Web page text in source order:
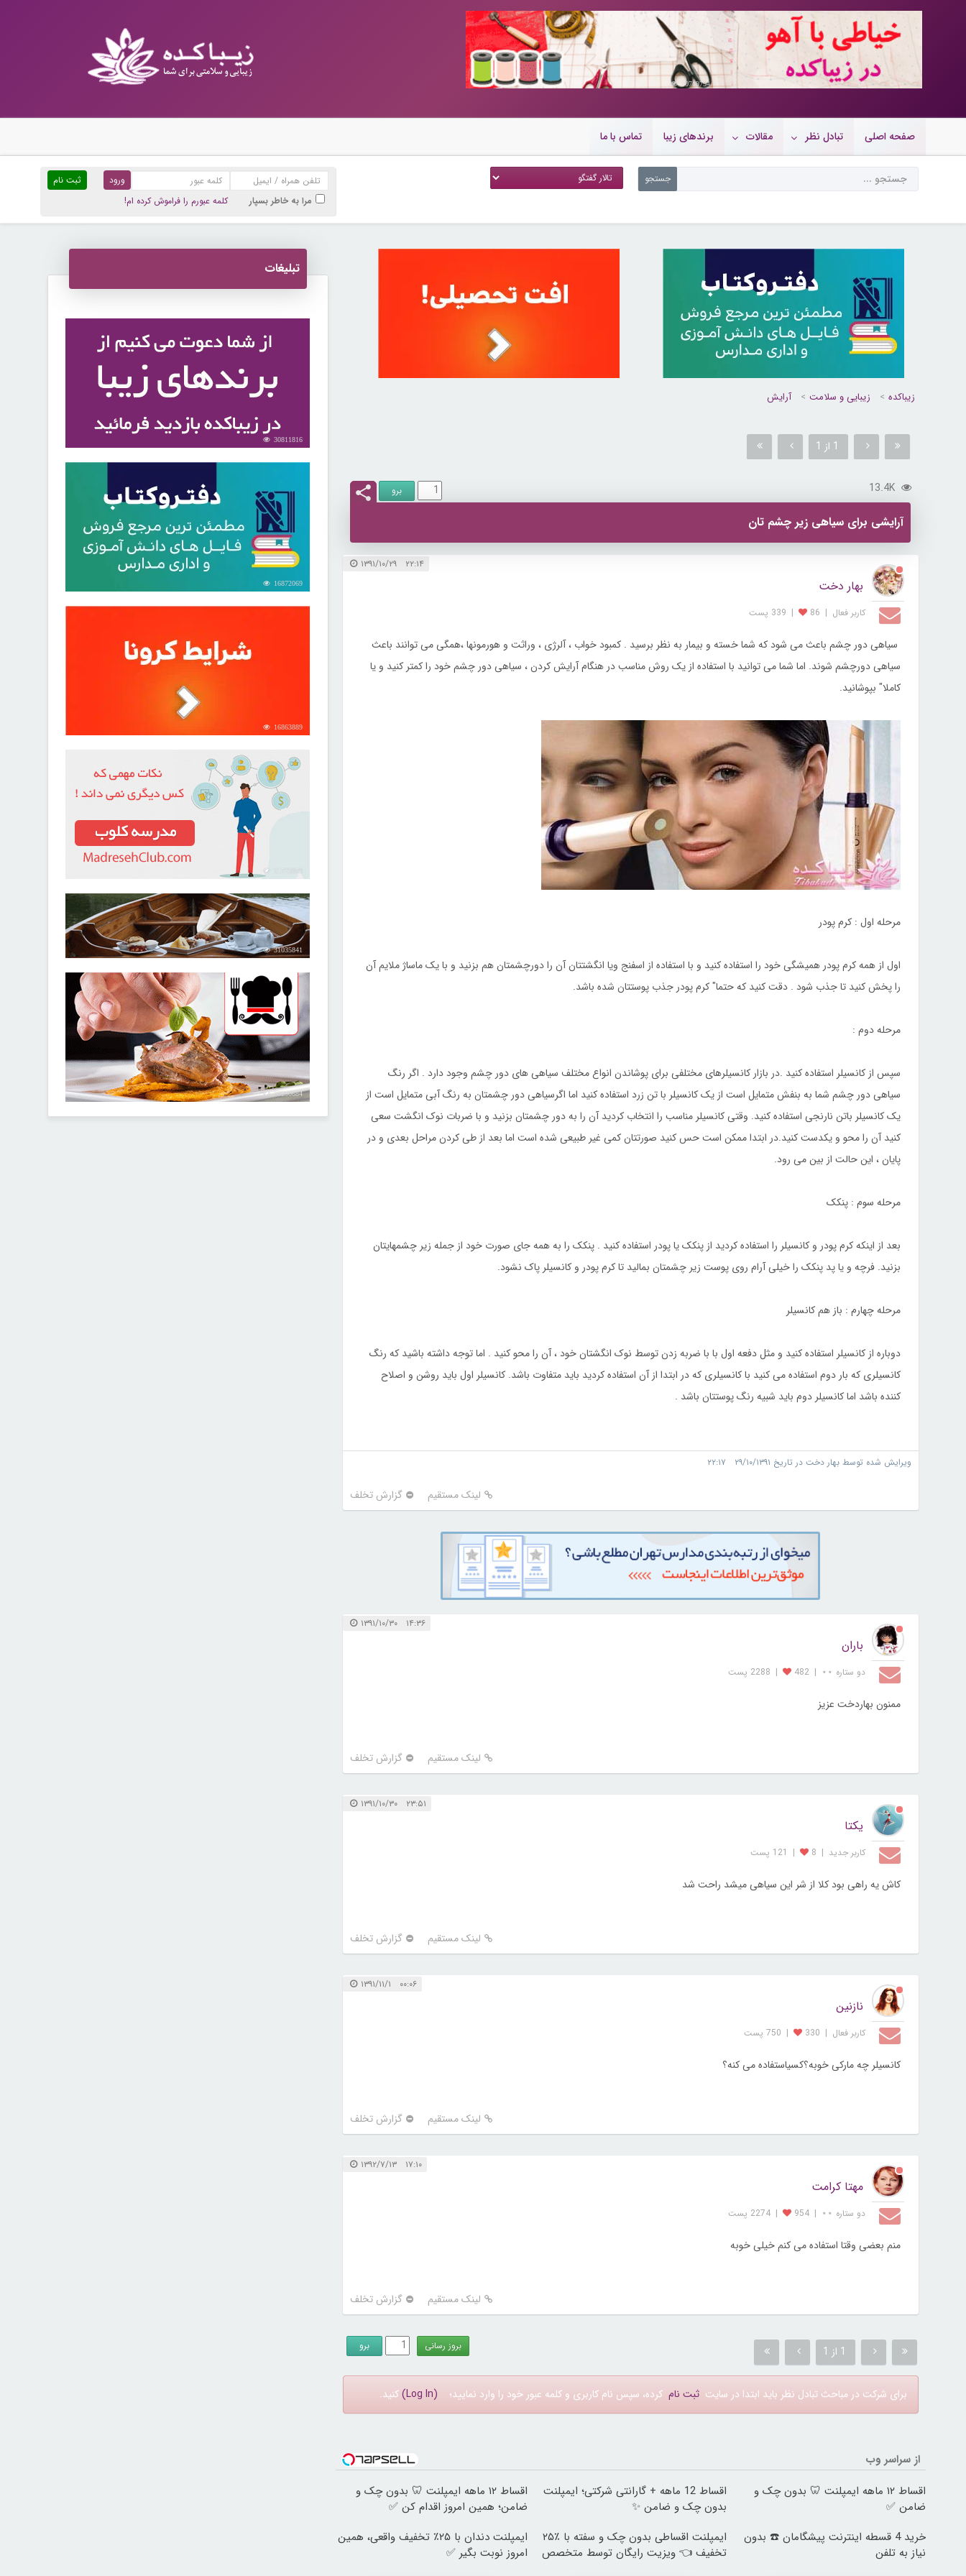
10719794
صفحه اصلی تبادل نظر مقالات برندهای زیبا تماس با ما
ثبت نام
مرا به خاطر بسپار
کلمه عبورم را فراموش کرده ام!
زیباکده زیبایی و سلامت آرایش
1 از 1
13.4K
آرایشی برای سیاهی زیر چشم تان
۲۲:۱۴ ۱۳۹۱/۱۰/۲۹
بهار دخت
کاربر فعال |
86
| 339 پست
سیاهی دور چشم باعث می شود که شما خسته و بیمار به نظر برسید . کمبود خواب ، آلرژی ، وراثت و هورمونها ،همگی می توانند باعث
سیاهی دورچشم شوند. اما شما می توانید با استفاده از یک روش مناسب در هنگام آرایش کردن ، سیاهی دور چشم خود را کمتر کنید و یا
کاملا" بپوشانید.
مرحله اول : کرم پودر
اول از همه کرم پودر همیشگی خود را استفاده کنید و با استفاده از اسفنج ویا انگشتتان آن را دورچشمتان هم بزنید و با یک ماساژ ملایم آن
را پخش کنید تا جذب شود . دقت کنید که حتما" کرم پودر جذب پوستتان شده باشد.
مرحله دوم :
سپس از کانسیلر استفاده کنید .در بازار کانسیلرهای مختلفی برای پوشاندن انواع مختلف سیاهی های دور چشم وجود دارد . اگر رنگ
سیاهی دور چشم شما به بنفش متمایل است از یک کانسیلر با تن زرد استفاده کنید اما اگرسیاهی دور چشمتان به رنگ آبی متمایل است از
یک کانسیلر باتن نارنجی استفاده کنید. وقتی کانسیلر مناسب را انتخاب کردید آن را به دور چشمتان بزنید و با ضربات نوک انگشت سعی
کنید آن را محو و یکدست کنید.در ابتدا ممکن است حس کنید صورتتان کمی غیر طبیعی شده است اما بعد از طی کردن مراحل بعدی و در
پایان ، این حالت از بین می رود.
مرحله سوم : پنکک
بعد از اینکه کرم پودر و کانسیلر را استفاده کردید از پنکک یا پودر استفاده کنید . پنکک را به همه جای صورت خود از جمله زیر چشمهایتان
بزنید. فرچه و یا پد پنکک را خیلی آرام روی پوست زیر چشمتان بمالید تا کرم پودر و کانسیلر پاک نشود.
مرحله چهارم : باز هم کانسیلر
دوباره از کانسیلر استفاده کنید و مثل دفعه اول با با ضربه زدن توسط نوک انگشتان خود ، آن را محو کنید . اما توجه داشته باشید که رنگ
کانسیلری که بار دوم استفاده می کنید با کانسیلری که در ابتدا از آن استفاده کردید باید متفاوت باشد. کانسیلر اول باید روشن و اصلاح
کننده باشد اما کانسیلر دوم باید شبیه رنگ پوستتان باشد .
ویرایش شده توسط بهار دخت در تاریخ ۲۹/۱۰/۱۳۹۱ ۲۲:۱۷
لینک مستقیم گزارش تخلف
۱۴:۳۶ ۱۳۹۱/۱۰/۳۰
باران
دو ستاره ⋆⋆ |
482
| 2288 پست
ممنون بهاردخت عزیز
لینک مستقیم گزارش تخلف
۲۳:۵۱ ۱۳۹۱/۱۰/۳۰
یکتا
کاربر جديد |
8
| 121 پست
کاش یه راهی بود کلا از شر این سیاهی میشد راحت شد
لینک مستقیم گزارش تخلف
۰۰:۰۶ ۱۳۹۱/۱۱/۱
نازنین
کاربر فعال |
330
| 750 پست
کانسیلر چه مارکی خوبه؟کسیاستفاده می کنه؟
لینک مستقیم گزارش تخلف
۱۷:۱۰ ۱۳۹۲/۷/۱۳
مهتا کرامت
دو ستاره ⋆⋆ |
954
| 2274 پست
منم بعضی وقتا استفاده می کنم خیلی خوبه
لینک مستقیم گزارش تخلف
1 از 1
برای شرکت در مباحث تبادل نظر باید ابتدا در سایت ثبت نام کرده، سپس نام کاربری و کلمه عبور خود را وارد نمایید؛ (Log In) کنید.
از سراسر وب
اقساط ۱۲ ماهه ایمپلنت 🦷 بدون چک و
ضامن ✅
اقساط 12 ماهه + گارانتی شرکتی؛ ایمپلنت
بدون چک و ضامن ✨
اقساط ۱۲ ماهه ایمپلنت 🦷 بدون چک و
ضامن؛ همین امروز اقدام کن ✅
خرید 4 قسطه اینترنت پیشگامان ☎️ بدون
نیاز به تلفن
ایمپلنت اقساطی بدون چک و سفته با ٪۲۵
تخفیف 👈 ویزیت رایگان توسط متخصص
ایمپلنت دندان با ۲۵٪ تخفیف واقعی، همین
امروز نوبت بگیر ✅
تبلیغات
30811816
16872069
16863889
31035841
30250684